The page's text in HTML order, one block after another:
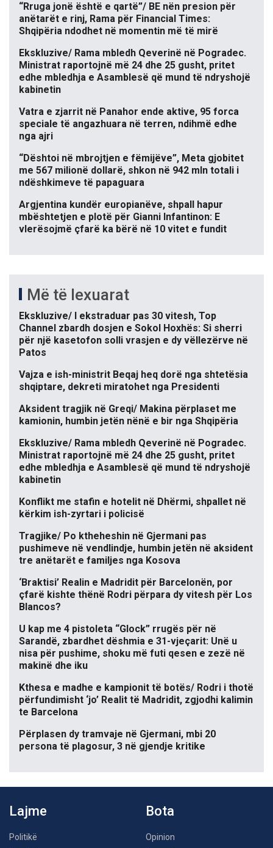
“Rruga jonë është e qartë”/ BE nën presion për
anëtarët e rinj, Rama për Financial Times:
Shqipëria ndodhet në momentin më të mirë
Ekskluzive/ Rama mbledh Qeverinë në Pogradec.
Ministrat raportojnë më 24 dhe 25 gusht, pritet
edhe mbledhja e Asamblesë që mund të ndryshojë
kabinetin
Vatra e zjarrit në Panahor ende aktive, 95 forca
speciale të angazhuara në terren, ndihmë edhe
nga ajri
“Dështoi në mbrojtjen e fëmijëve”, Meta gjobitet
me 567 milionë dollarë, shkon në 942 mln totali i
ndëshkimeve të papaguara
Argjentina kundër europianëve, shpall hapur
mbështetjen e plotë për Gianni Infantinon: E
vlerësojmë çfarë ka bërë në 10 vitet e fundit
Më të lexuarat
Ekskluzive/ I ekstraduar pas 30 vitesh, Top
Channel zbardh dosjen e Sokol Hoxhës: Si sherri
për një kasetofon solli vrasjen e dy vëllezërve në
Patos
Vajza e ish-ministrit Beqaj heq dorë nga shtetësia
shqiptare, dekreti miratohet nga Presidenti
Aksident tragjik në Greqi/ Makina përplaset me
kamionin, humbin jetën nënë e bir nga Shqipëria
Ekskluzive/ Rama mbledh Qeverinë në Pogradec.
Ministrat raportojnë më 24 dhe 25 gusht, pritet
edhe mbledhja e Asamblesë që mund të ndryshojë
kabinetin
Konflikt me stafin e hotelit në Dhërmi, shpallet në
kërkim ish-zyrtari i policisë
Tragjike/ Po ktheheshin në Gjermani pas
pushimeve në vendlindje, humbin jetën në aksident
tre anëtarët e familjes nga Kosova
‘Braktisi’ Realin e Madridit për Barcelonën, por
çfarë kishte thënë Rodri përpara dy vitesh për Los
Blancos?
U kap me 4 pistoleta “Glock” rrugës për në
Sarandë, zbardhet dëshmia e 31-vjeçarit: Unë u
nisa për pushime, shoku më futi qesen e zezë në
makinë dhe iku
Kthesa e madhe e kampionit të botës/ Rodri i thotë
përfundimisht ‘jo’ Realit të Madridit, zgjodhi kalimin
te Barcelona
Përplasen dy tramvaje në Gjermani, mbi 20
persona të plagosur, 3 në gjendje kritike
Lajme
Politikë
Bota
Opinion